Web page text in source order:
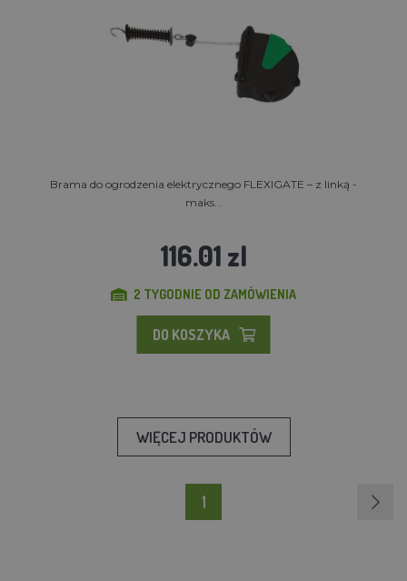
Brama do ogrodzenia elektrycznego FLEXIGATE – z linką -
maks...
116.01 zl
2 TYGODNIE OD ZAMÓWIENIA
DO KOSZYKA
WIĘCEJ PRODUKTÓW
1